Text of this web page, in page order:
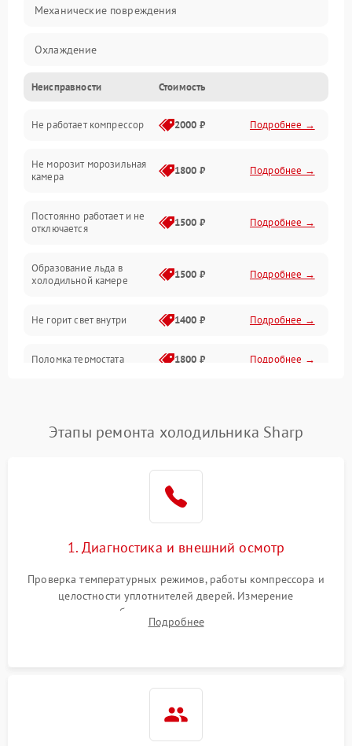
Механические повреждения
Охлаждение
Механика
Электропитание
Дренаж
Неисправности Стоимость
Не работает компрессор 2000 ₽ Подробнее →
Не морозит морозильная
камера
1800 ₽ Подробнее →
Постоянно работает и не
отключается
1500 ₽ Подробнее →
Образование льда в
холодильной камере
1500 ₽ Подробнее →
Не горит свет внутри 1400 ₽ Подробнее →
Поломка термостата 1800 ₽ Подробнее →
Поломка системы No Frost 2600 ₽ Подробнее →
работе
2000 ₽ Подробнее →
1000 ₽
1800 ₽
Этапы ремонта холодильника Sharp
1. Диагностика и внешний осмотр
Проверка температурных режимов, работы компрессора и
целостности уплотнителей дверей. Измерение
сопротивления обмоток мотора, проверка термостата и
считывание кодов ошибок с электронного дисплея.
Подробнее